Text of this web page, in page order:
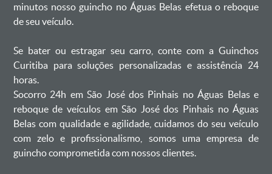
minutos nosso guincho no Águas Belas efetua o reboque
de seu veículo.
Se bater ou estragar seu carro, conte com a Guinchos
Curitiba para soluções personalizadas e assistência 24
horas.
Socorro 24h em São José dos Pinhais no Águas Belas e
reboque de veículos em São José dos Pinhais no Águas
Belas com qualidade e agilidade, cuidamos do seu veículo
com zelo e profissionalismo, somos uma empresa de
guincho comprometida com nossos clientes.